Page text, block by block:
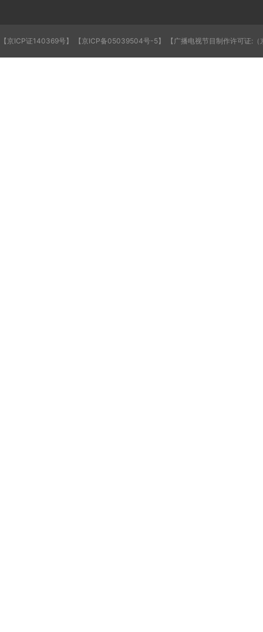
【京ICP证140369号】 【京ICP备05039504号-5】 【广播电视节目制作许可证: